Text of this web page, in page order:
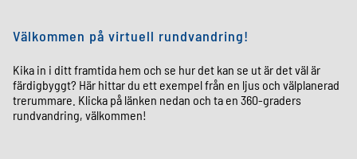
Välkommen på virtuell rundvandring!
Kika in i ditt framtida hem och se hur det kan se ut är det väl är
färdigbyggt? Här hittar du ett exempel från en ljus och välplanerad
trerummare. Klicka på länken nedan och ta en 360-graders
rundvandring, välkommen!